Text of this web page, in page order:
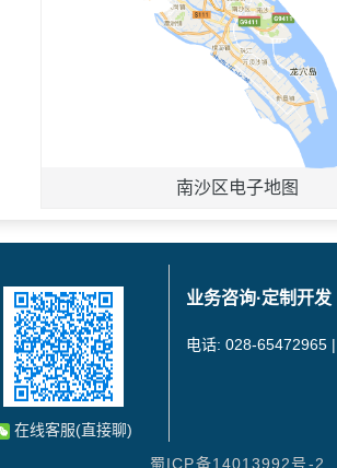
南沙区电子地图
在线客服(直接聊)
业务咨询·定制开发
电话: 028-65472965
蜀ICP备14013992号-2